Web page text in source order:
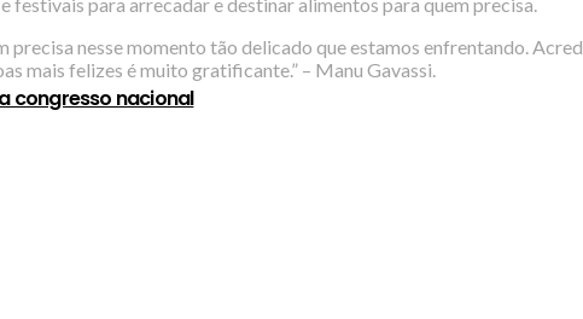
congresso nacional
precisa nesse momento tão delicado que estamos enfrentando.
mais felizes é muito gratificante.” – Manu Gavassi.